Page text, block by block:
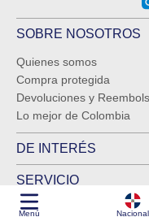
Menú Nacional
SOBRE NOSOTROS
Quienes somos
Compra protegida
Devoluciones y
Lo mejor de Colombia
DE INTERÉS
SERVICIO